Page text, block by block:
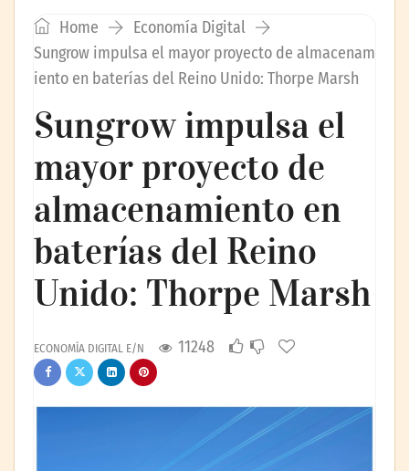
Home
Economía Digital
Sungrow impulsa el mayor proyecto de almacenam
iento en baterías del Reino Unido: Thorpe Marsh
Sungrow impulsa el
mayor proyecto de
almacenamiento en
baterías del Reino
Unido: Thorpe Marsh
ECONOMÍA DIGITAL E/N 11248